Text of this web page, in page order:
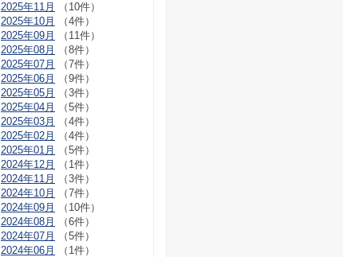
2025年11月
（10件）
2025年10月
（4件）
2025年09月
（11件）
2025年08月
（8件）
2025年07月
（7件）
2025年06月
（9件）
2025年05月
（3件）
2025年04月
（5件）
2025年03月
（4件）
2025年02月
（4件）
2025年01月
（5件）
2024年12月
（1件）
2024年11月
（3件）
2024年10月
（7件）
2024年09月
（10件）
2024年08月
（6件）
2024年07月
（5件）
2024年06月
（1件）